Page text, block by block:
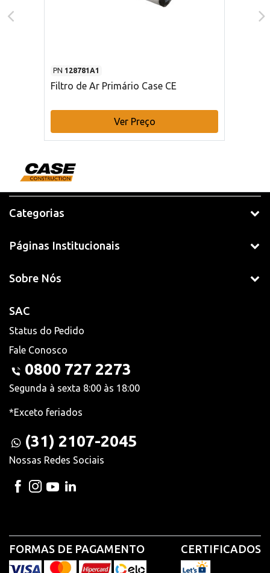
PN 128781A1
Filtro de Ar Primário Case CE
Ver Preço
Categorias
Páginas Institucionais
Sobre Nós
SAC
Status do Pedido
Fale Conosco
0800 727 2273
Segunda à sexta 8:00 às 18:00
*Exceto feriados
(31) 2107-2045
Nossas Redes Sociais
FORMAS DE PAGAMENTO CERTIFICADOS